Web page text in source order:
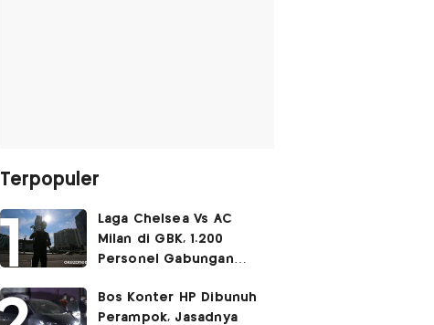
Terpopuler
Laga Chelsea Vs AC
Milan di GBK, 1.200
Personel Gabungan
Bos Konter HP Dibunuh
Perampok, Jasadnya